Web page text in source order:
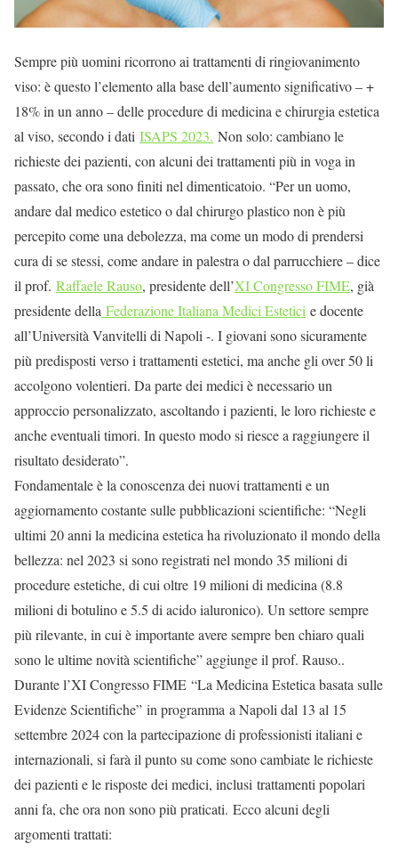
Sempre più uomini ricorrono ai trattamenti di ringiovanimento
viso: è questo l’elemento alla base dell’aumento significativo – +
18% in un anno – delle procedure di medicina e chirurgia estetica
al viso, secondo i dati ISAPS 2023. Non solo: cambiano le
richieste dei pazienti, con alcuni dei trattamenti più in voga in
passato, che ora sono finiti nel dimenticatoio. “Per un uomo,
andare dal medico estetico o dal chirurgo plastico non è più
percepito come una debolezza, ma come un modo di prendersi
cura di se stessi, come andare in palestra o dal parrucchiere – dice
il prof. Raffaele Rauso, presidente dell’XI Congresso FIME, già
presidente della Federazione Italiana Medici Estetici e docente
all’Università Vanvitelli di Napoli -. I giovani sono sicuramente
più predisposti verso i trattamenti estetici, ma anche gli over 50 li
accolgono volentieri. Da parte dei medici è necessario un
approccio personalizzato, ascoltando i pazienti, le loro richieste e
anche eventuali timori. In questo modo si riesce a raggiungere il
risultato desiderato”.
Fondamentale è la conoscenza dei nuovi trattamenti e un
aggiornamento costante sulle pubblicazioni scientifiche: “Negli
ultimi 20 anni la medicina estetica ha rivoluzionato il mondo della
bellezza: nel 2023 si sono registrati nel mondo 35 milioni di
procedure estetiche, di cui oltre 19 milioni di medicina (8.8
milioni di botulino e 5.5 di acido ialuronico). Un settore sempre
più rilevante, in cui è importante avere sempre ben chiaro quali
sono le ultime novità scientifiche” aggiunge il prof. Rauso..
Durante l’XI Congresso FIME “La Medicina Estetica basata sulle
Evidenze Scientifiche” in programma a Napoli dal 13 al 15
settembre 2024 con la partecipazione di professionisti italiani e
internazionali, si farà il punto su come sono cambiate le richieste
dei pazienti e le risposte dei medici, inclusi trattamenti popolari
anni fa, che ora non sono più praticati. Ecco alcuni degli
argomenti trattati: